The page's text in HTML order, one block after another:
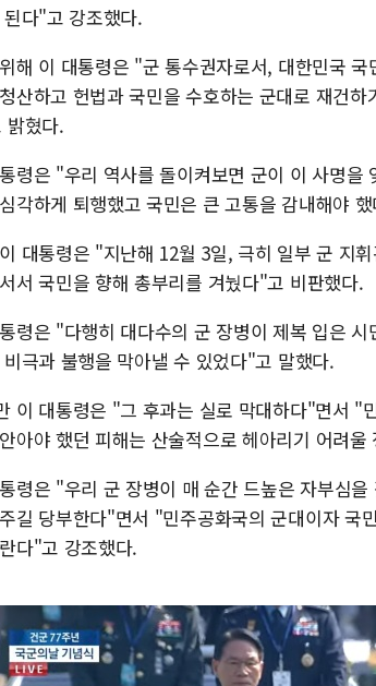
다"고 강조했다.
해 이 대통령은 "군 통수권자로서, 대한민국
산하고 헌법과 국민을 수호하는 군대로 재건
밝혔다.
령은 "우리 역사를 돌이켜보면 군이 이 사명
각하게 퇴행했고 국민은 큰 고통을 감내해야
대통령은 "지난해 12월 3일, 극히 일부 군 지
서 국민을 향해 총부리를 겨눴다"고 비판했다.
령은 "다행히 대다수의 군 장병이 제복 입은
극과 불행을 막아낼 수 있었다"고 말했다.
이 대통령은 "그 후과는 실로 막대하다"면서 "
아야 했던 피해는 산술적으로 헤아리기 어려
령은 "우리 군 장병이 매 순간 드높은 자부심
길 당부한다"면서 "민주공화국의 군대이자 국
다"고 강조했다.